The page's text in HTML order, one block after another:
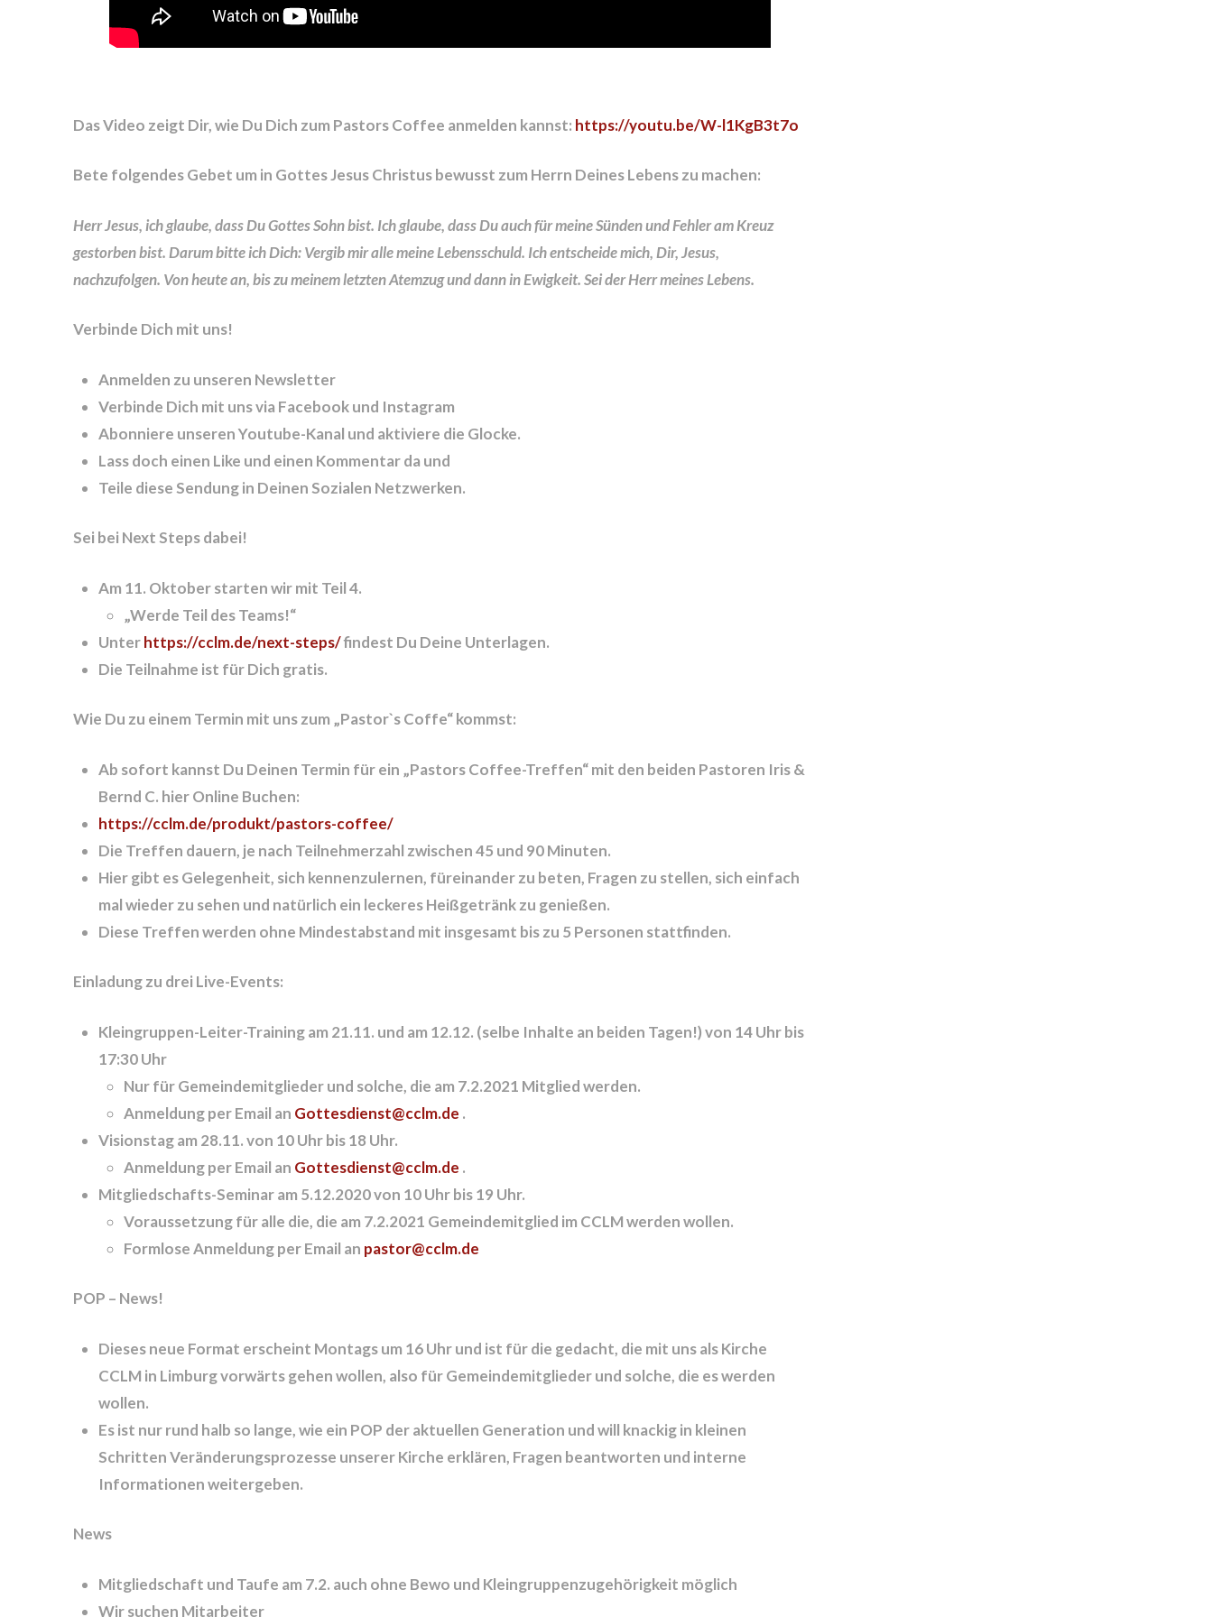
Das Video zeigt Dir, wie Du Dich zum Pastors Coffee anmelden kannst: https://youtu.be/W-l1KgB3t7o
Bete folgendes Gebet um in Gottes Jesus Christus bewusst zum Herrn Deines Lebens zu machen:
Herr Jesus, ich glaube, dass Du Gottes Sohn bist. Ich glaube, dass Du auch für meine Sünden und Fehler am Kreuz
gestorben bist. Darum bitte ich Dich: Vergib mir alle meine Lebensschuld. Ich entscheide mich, Dir, Jesus,
nachzufolgen. Von heute an, bis zu meinem letzten Atemzug und dann in Ewigkeit. Sei der Herr meines Lebens.
Verbinde Dich mit uns!
Anmelden zu unseren Newsletter
Verbinde Dich mit uns via Facebook und Instagram
Abonniere unseren Youtube-Kanal und aktiviere die Glocke.
Lass doch einen Like und einen Kommentar da und
Teile diese Sendung in Deinen Sozialen Netzwerken.
Sei bei Next Steps dabei!
Am 11. Oktober starten wir mit Teil 4.
„Werde Teil des Teams!“
Unterhttps://cclm.de/next-steps/findest Du Deine Unterlagen.
Die Teilnahme ist für Dich gratis.
Wie Du zu einem Termin mit uns zum „Pastor`s Coffe“ kommst:
Ab sofort kannst Du Deinen Termin für ein „Pastors Coffee-Treffen“ mit den beiden Pastoren Iris &
Bernd C. hier Online Buchen:
https://cclm.de/produkt/pastors-coffee/
Die Treffen dauern, je nach Teilnehmerzahl zwischen 45 und 90 Minuten.
Hier gibt es Gelegenheit, sich kennenzulernen, füreinander zu beten, Fragen zu stellen, sich einfach
mal wieder zu sehen und natürlich ein leckeres Heißgetränk zu genießen.
Diese Treffen werden ohne Mindestabstand mit insgesamt bis zu 5 Personen stattfinden.
Einladung zu drei Live-Events:
Kleingruppen-Leiter-Trainingam 21.11. und am 12.12. (selbe Inhalte an beiden Tagen!) von 14 Uhr bis
17:30 Uhr
Nur für Gemeindemitglieder und solche, die am 7.2.2021 Mitglied werden.
Anmeldung per Email an Gottesdienst@cclm.de .
Visionstagam 28.11. von 10 Uhr bis 18 Uhr.
Anmeldung per Email an Gottesdienst@cclm.de .
Mitgliedschafts-Seminaram 5.12.2020 von 10 Uhr bis 19 Uhr.
Voraussetzung für alle die, die am 7.2.2021 Gemeindemitglied im CCLM werden wollen.
Formlose Anmeldung per Email an pastor@cclm.de
POP – News!
Dieses neue Format erscheint Montags um 16 Uhr und ist für die gedacht, die mit uns als Kirche
CCLM in Limburg vorwärts gehen wollen, also für Gemeindemitglieder und solche, die es werden
wollen.
Es ist nur rund halb so lange, wie ein POP der aktuellen Generation und will knackig in kleinen
Schritten Veränderungsprozesse unserer Kirche erklären, Fragen beantworten und interne
Informationen weitergeben.
News
Mitgliedschaft und Taufe am 7.2. auch ohne Bewo und Kleingruppenzugehörigkeit möglich
Wir suchen Mitarbeiter